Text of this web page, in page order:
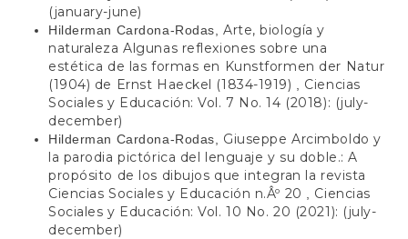
(january-june)
Hilderman Cardona-Rodas, Arte, biología y
naturaleza Algunas reflexiones sobre una
estética de las formas en Kunstformen der Natur
(1904) de Ernst Haeckel (1834-1919)
Ciencias
Sociales y Educación: Vol. 7 No. 14 (2018): (july-
december)
Hilderman Cardona-Rodas, Giuseppe Arcimboldo y
la parodia pictórica del lenguaje y su doble.: A
propósito de los dibujos que integran la revista
Ciencias Sociales y Educación n.Âº 20
Ciencias
Sociales y Educación: Vol. 10 No. 20 (2021): (july-
december)